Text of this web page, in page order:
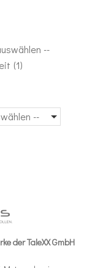
--
(1)
--
der TaleXX GmbH